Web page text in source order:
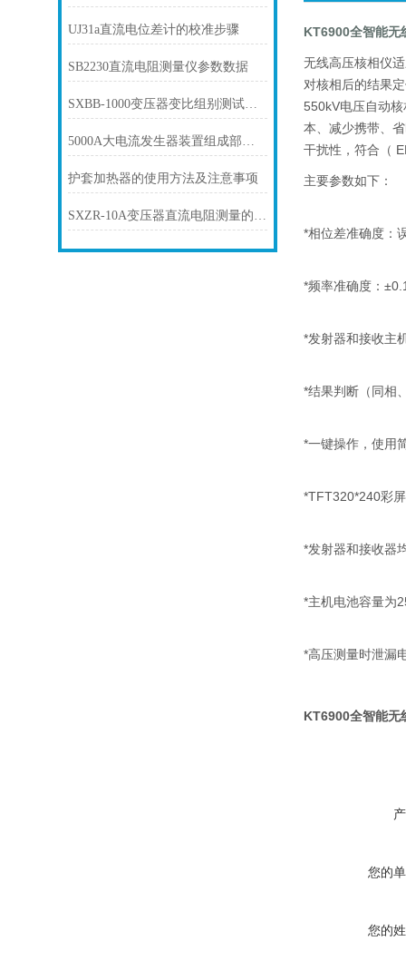
UJ31a直流电位差计的校准步骤
SB2230直流电阻测量仪参数数据
SXBB-1000变压器变比组别测试仪现场试验操作方法
5000A大电流发生器装置组成部分及安全操作规程
护套加热器的使用方法及注意事项
SXZR-10A变压器直流电阻测量的方法
KT6900全智能无
无线高压核相仪
对核相后的结果
550kV电压自动
本、减少携带、
干扰性，符合（
主要参数如下：
*相位差准确度：
*频率准确度：
*发射器和接收主
*结果判断（同相
*一键操作，使用
*TFT320*240彩
*发射器和接收器
*主机电池容量为
*高压测量时泄漏
KT6900全智能无
您的
您的